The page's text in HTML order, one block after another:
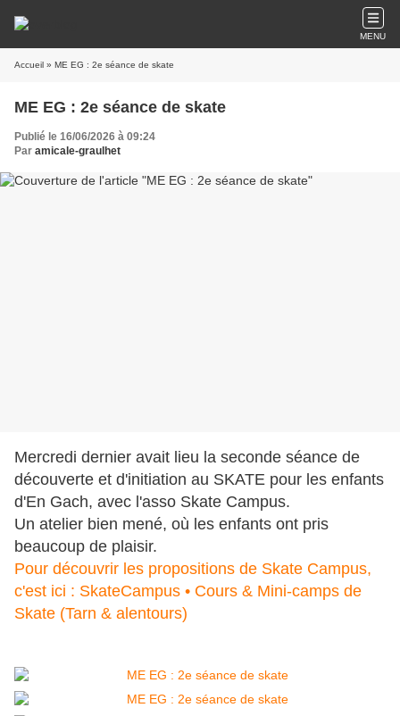
MENU
Accueil » ME EG : 2e séance de skate
ME EG : 2e séance de skate
Publié le 16/06/2026 à 09:24
Par amicale-graulhet
Mercredi dernier avait lieu la seconde séance de
découverte et d'initiation au SKATE pour les enfants
d'En Gach, avec l'asso Skate Campus.
Un atelier bien mené, où les enfants ont pris
beaucoup de plaisir.
Pour découvrir les propositions de Skate Campus,
c'est ici : SkateCampus • Cours & Mini-camps de
Skate (Tarn & alentours)